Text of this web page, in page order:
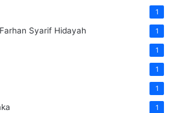
1
Syarif Hidayah 1
1
1
1
1